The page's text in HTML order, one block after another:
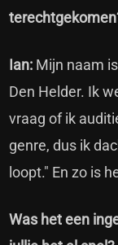
Ian: Mijn naam
Den Helder. Ik
vraag of ik
genre, dus ik
loopt." En zo is
Was het een